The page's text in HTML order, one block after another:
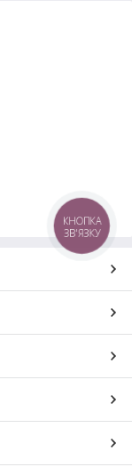
КНОПКА
ЗВ'ЯЗКУ